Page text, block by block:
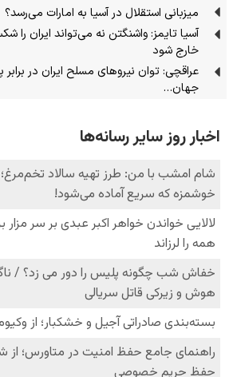
میزبانی استقلال در آسیا به امارات می‌رسد؟
آسیا تایمز: واشنگتن نه می‌تواند ایران
خارج شود
عراقچی: توان نیروهای مسلح ایران در
جهان…